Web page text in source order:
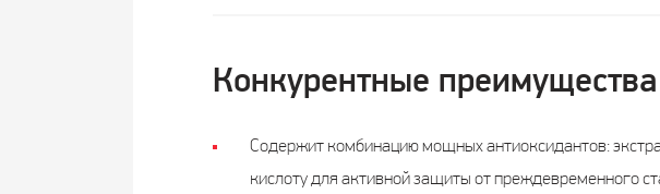
Конкурентные преимущества
Содержит комбинацию мощных антиоксидантов:
кислоту для активной защиты от преждевременного